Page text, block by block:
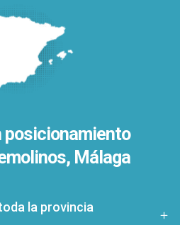
posicionamiento
Málaga
la provincia